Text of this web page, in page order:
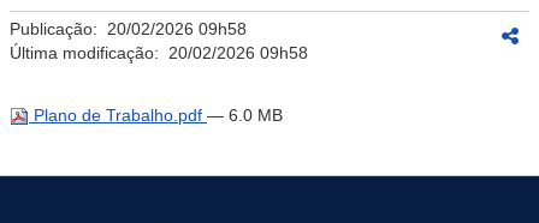
Publicação: 20/02/2026 09h58
Última modificação: 20/02/2026 09h58
Plano de Trabalho.pdf — 6.0 MB